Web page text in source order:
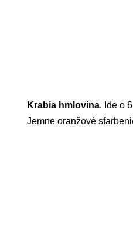
Krabia hmlovina. Ide o
Jemne oranžové